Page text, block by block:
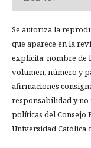
Se autoriza la
que aparece en la
explícita: nombre de
volumen, número y
afirmaciones
responsabilidad y no
políticas del Consejo
Universidad Católica